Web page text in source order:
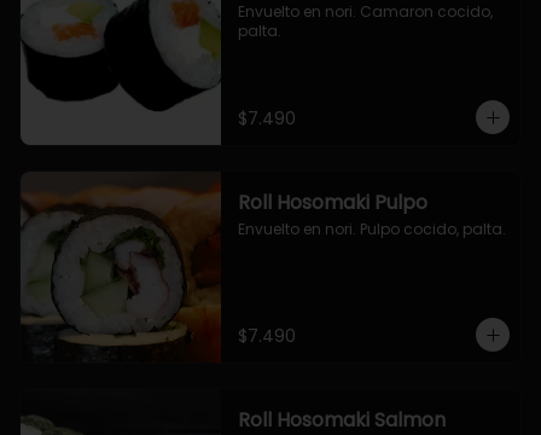
Envuelto en nori. Camaron cocido,
palta.
$7.490
Roll Hosomaki Pulpo
Envuelto en nori. Pulpo cocido, palta.
$7.490
Roll Hosomaki Salmon